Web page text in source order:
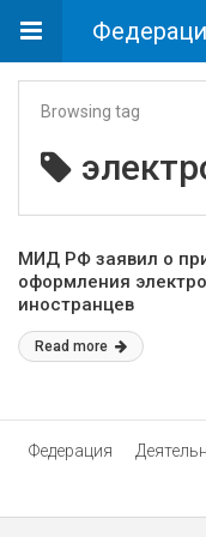
Browsing tag
МИД РФ заявил о
оформления
иностранцев
Read more
Федерация